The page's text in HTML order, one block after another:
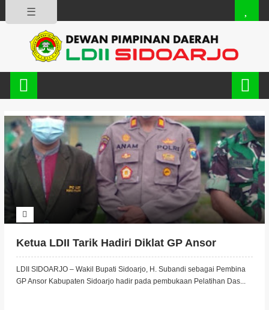
☰
Ketua LDII Tarik Hadiri Diklat GP Ansor
LDII SIDOARJO – Wakil Bupati Sidoarjo, H. Subandi sebagai Pembina
GP Ansor Kabupaten Sidoarjo hadir pada pembukaan Pelatihan Das...